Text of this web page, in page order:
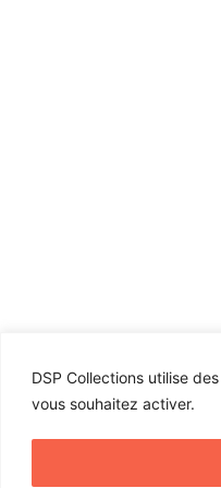
DSP Collections utilise
vous souhaitez activer.